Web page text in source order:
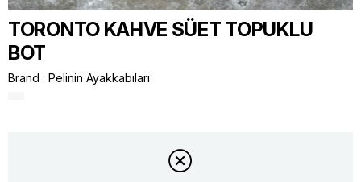
TORONTO KAHVE SÜET TOPUKLU
BOT
Brand : Pelinin Ayakkabıları